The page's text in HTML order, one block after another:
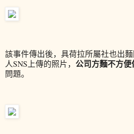
該事件傳出後，具荷拉所屬社也出
人SNS上傳的照片， 公司方麵不方
問題。